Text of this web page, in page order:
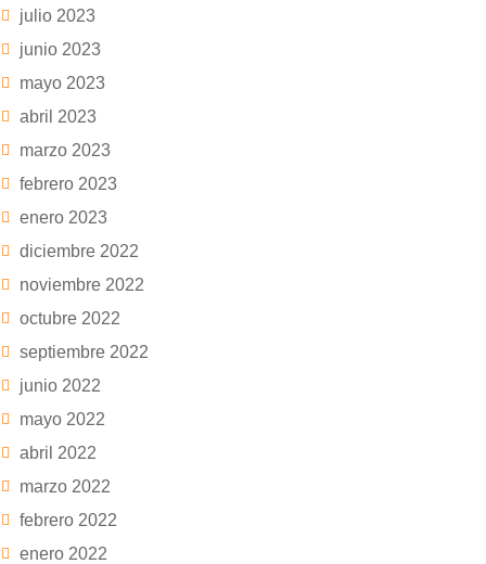
julio 2023
junio 2023
mayo 2023
abril 2023
marzo 2023
febrero 2023
enero 2023
diciembre 2022
noviembre 2022
octubre 2022
septiembre 2022
junio 2022
mayo 2022
abril 2022
marzo 2022
febrero 2022
enero 2022